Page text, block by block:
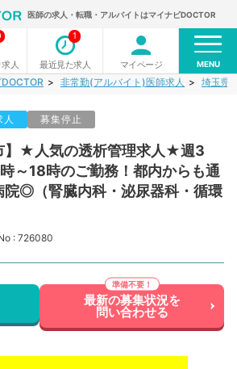
医師の求人・転職・アルバイトはマイナビDOCTOR
人 最近見た求人
1
マイページ MENU
非常勤(アルバイト)医師求人 埼玉県
募集停止
】★人気の透析管理求人★週3
～18時のご勤務！都内からも通
院◎（腎臓内科・泌尿器科・循環
: 726080
最新の募集状況を
問い合わせる